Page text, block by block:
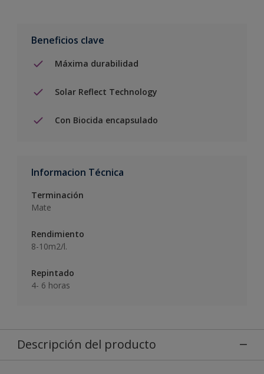
Beneficios clave
Máxima durabilidad
Solar Reflect Technology
Con Biocida encapsulado
Informacion Técnica
Terminación
Mate
Rendimiento
8-10m2/l.
Repintado
4- 6 horas
Descripción del producto